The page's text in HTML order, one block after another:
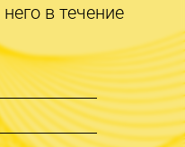
в течение